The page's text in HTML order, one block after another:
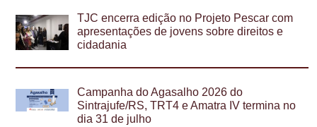
TJC encerra edição no Projeto Pescar com
apresentações de jovens sobre direitos e
cidadania
Campanha do Agasalho 2026 do
Sintrajufe/RS, TRT4 e Amatra IV termina no
dia 31 de julho